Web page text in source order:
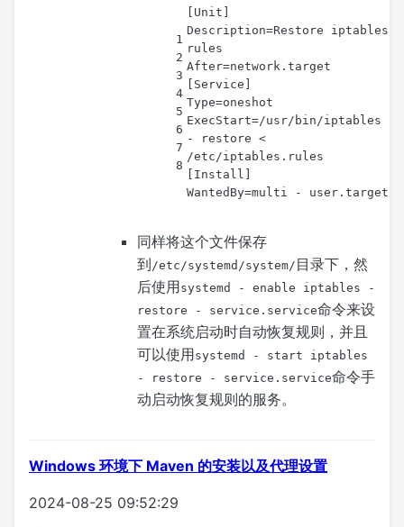
1
2
3
4
5
6
7
8
[Unit]
Description=Restore iptables
rules
After=network.target
[Service]
Type=oneshot
ExecStart=/usr/bin/iptables
- restore <
/etc/iptables.rules
[Install]
WantedBy=multi - user.target
同样将这个文件保存
到 /etc/systemd/system/ 目录下，然
后使用systemd - enable iptables -
restore - service.service命令来设
置在系统启动时自动恢复规则，并且
可以使用systemd - start iptables
- restore - service.service命令手
动启动恢复规则的服务。
Windows 环境下 Maven 的安装以及代理设置
2024-08-25 09:52:29